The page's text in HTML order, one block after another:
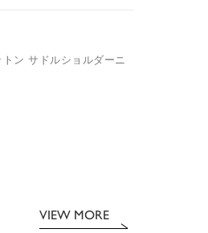
トン サドルショルダーニ
VIEW MORE